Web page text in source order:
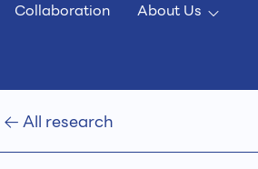
Collaboration About Us
All research